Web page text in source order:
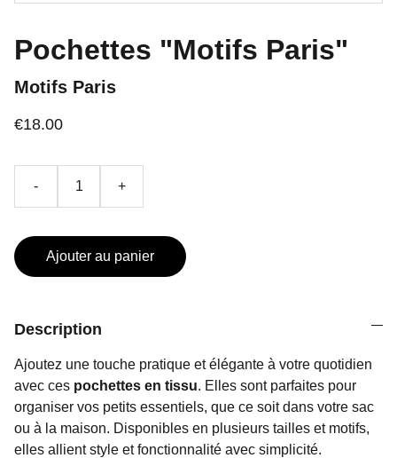
Pochettes "Motifs Paris"
Motifs Paris
€18.00
- +
Ajouter au panier
Description
Ajoutez une touche pratique et élégante à votre quotidien
avec ces pochettes en tissu. Elles sont parfaites pour
organiser vos petits essentiels, que ce soit dans votre sac
ou à la maison. Disponibles en plusieurs tailles et motifs,
elles allient style et fonctionnalité avec simplicité.